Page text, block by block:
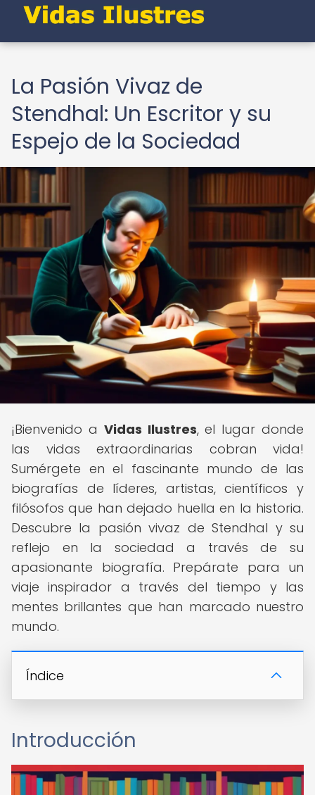
La Pasión Vivaz de
Stendhal: Un Escritor y su
Espejo de la Sociedad
¡Bienvenido a Vidas Ilustres, el lugar donde
las vidas extraordinarias cobran vida!
Sumérgete en el fascinante mundo de las
biografías de líderes, artistas, científicos y
filósofos que han dejado huella en la historia.
Descubre la pasión vivaz de Stendhal y su
reflejo en la sociedad a través de su
apasionante biografía. Prepárate para un
viaje inspirador a través del tiempo y las
mentes brillantes que han marcado nuestro
mundo.
Índice
Introducción